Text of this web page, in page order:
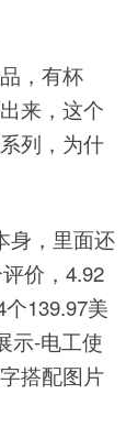
，有杯
来，这个
列，为什
身，里面还
价，4.92
139.97美
示-电工使
搭配图片